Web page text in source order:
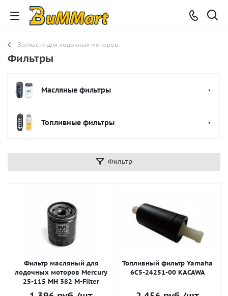
Запчасти для лодочных моторов
Фильтры
Масляные фильтры
Топливные фильтры
Фильтр
Фильтр масляный для
лодочных моторов Mercury
25-115 MH 382 M-Filter
Топливный фильтр Yamaha
6C5-24251-00 KACAWA